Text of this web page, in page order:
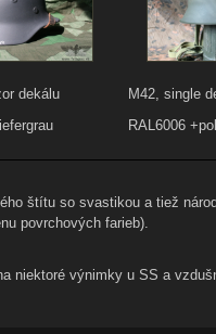
dekálu
M42, single
RAL6006
štítu so svastikou a tiež
povrchových farieb).
niektoré výnimky u SS a